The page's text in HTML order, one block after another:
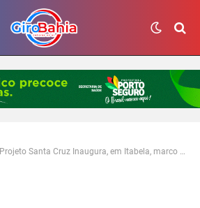
Projeto Santa Cruz Inaugura, em Itabela, marco histórico na produção de grafite